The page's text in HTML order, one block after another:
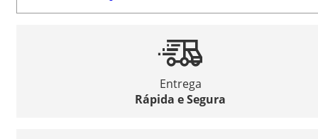
Entrega
Rápida e Segura